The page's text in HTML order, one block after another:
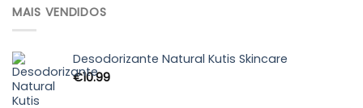
MAIS VENDIDOS
Desodorizante Natural Kutis Skincare
€10.99